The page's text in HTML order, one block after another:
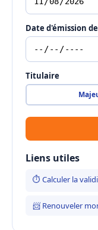
Date d'émission
Titulaire
Liens utiles
⏱ Calculer la
📨 Renouveler